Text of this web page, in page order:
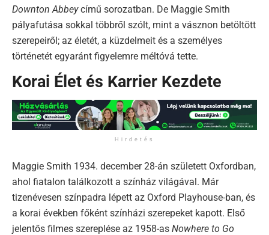
Downton Abbeycímű sorozatban. De Maggie Smith
pályafutása sokkal többről szólt, mint a vásznon betöltött
szerepeiről; az életét, a küzdelmeit és a személyes
történetét egyaránt figyelemre méltóvá tette.
Korai Élet és Karrier Kezdete
Hirdetés
Maggie Smith 1934. december 28-án született Oxfordban,
ahol fiatalon találkozott a színház világával. Már
tizenévesen színpadra lépett az Oxford Playhouse-ban, és
a korai években főként színházi szerepeket kapott. Első
jelentős filmes szereplése az 1958-as Nowhere to Go